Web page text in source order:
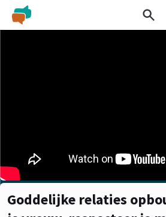
Goddelijke relaties